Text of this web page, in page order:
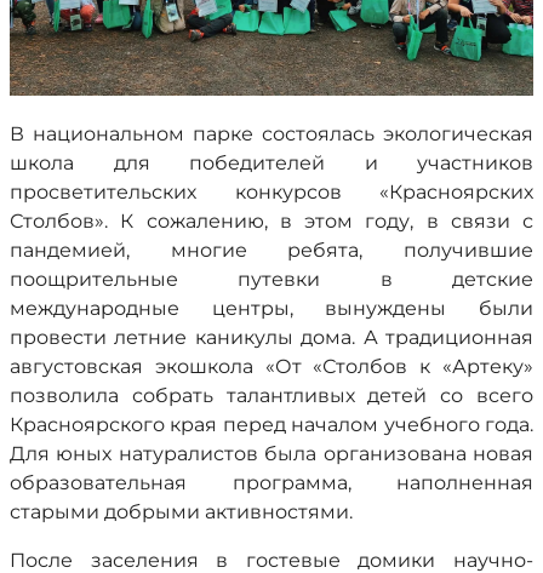
В национальном парке состоялась экологическая
школа для победителей и участников
просветительских конкурсов «Красноярских
Столбов». К сожалению, в этом году, в связи с
пандемией, многие ребята, получившие
поощрительные путевки в детские
международные центры, вынуждены были
провести летние каникулы дома. А традиционная
августовская экошкола «От «Столбов к «Артеку»
позволила собрать талантливых детей со всего
Красноярского края перед началом учебного года.
Для юных натуралистов была организована новая
образовательная программа, наполненная
старыми добрыми активностями.
После заселения в гостевые домики научно-